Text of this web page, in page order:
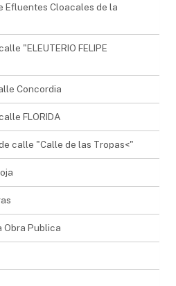
Efluentes Cloacales de la
"ELEUTERIO FELIPE
Concordia
FLORIDA
calle "Calle de las Tropas<"
Obra Publica